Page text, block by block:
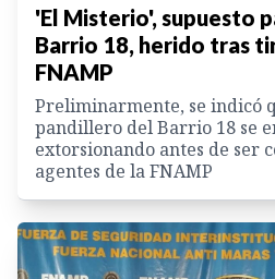
'El Misterio', supuesto
Barrio 18, herido tras
FNAMP
Preliminarmente, se indicó
pandillero del Barrio 18 se
extorsionando antes de ser
agentes de la FNAMP